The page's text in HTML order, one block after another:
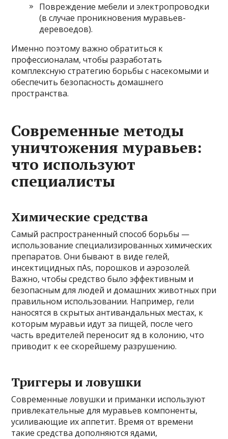
Повреждение мебели и электропроводки
(в случае проникновения муравьев-
деревоедов).
Именно поэтому важно обратиться к
профессионалам, чтобы разработать
комплексную стратегию борьбы с насекомыми и
обеспечить безопасность домашнего
пространства.
Современные методы
уничтожения муравьев:
что используют
специалисты
Химические средства
Самый распространенный способ борьбы —
использование специализированных химических
препаратов. Они бывают в виде гелей,
инсектицидных пAs, порошков и аэрозолей.
Важно, чтобы средство было эффективным и
безопасным для людей и домашних животных при
правильном использовании. Например, гели
наносятся в скрытых антивандальных местах, к
которым муравьи идут за пищей, после чего
часть вредителей переносит яд в колонию, что
приводит к ее скорейшему разрушению.
Триггеры и ловушки
Современные ловушки и приманки используют
привлекательные для муравьев компоненты,
усиливающие их аппетит. Время от времени
такие средства дополняются ядами,